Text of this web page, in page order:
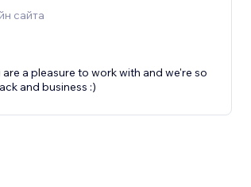
сайта
a pleasure to work with and we're so
and business :)